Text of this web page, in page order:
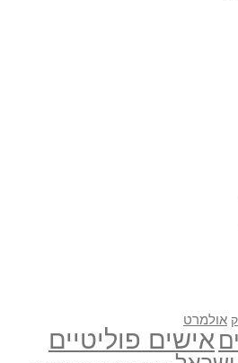
אולמרט
אישים פוליטיים